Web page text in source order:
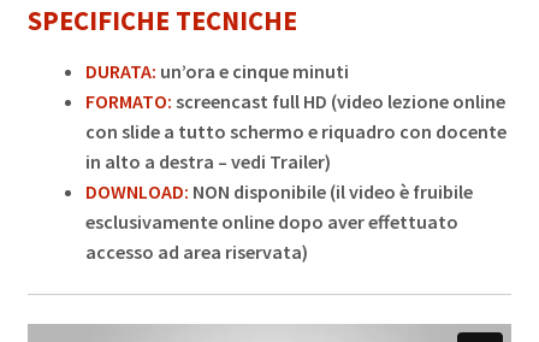
SPECIFICHE TECNICHE
DURATA: un’ora e cinque minuti
FORMATO: screencast full HD (video lezione online
con slide a tutto schermo e riquadro con docente
in alto a destra – vedi Trailer)
DOWNLOAD: NON disponibile (il video è fruibile
esclusivamente online dopo aver effettuato
accesso ad area riservata)